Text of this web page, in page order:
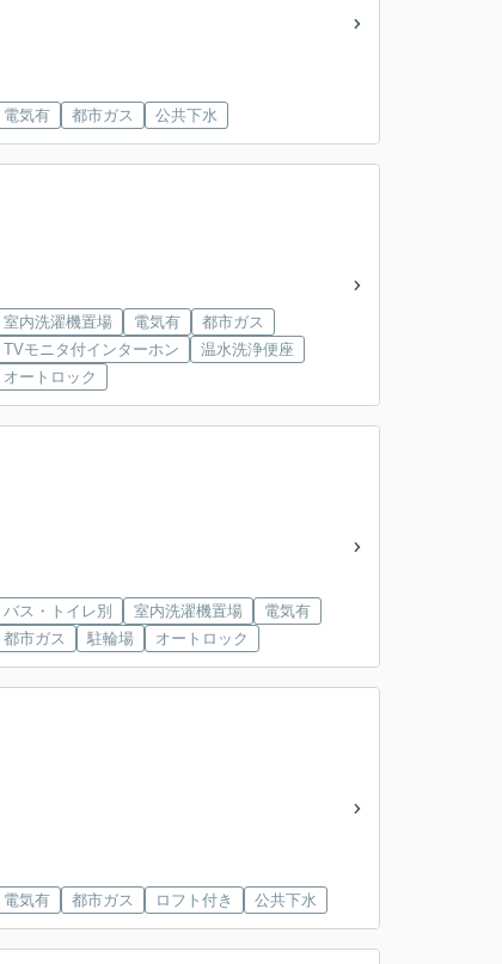
電気有 都市ガス 公共下水
室内洗濯機置場 電気有
都市ガス
TVモニタ付インターホン
温水洗浄便座
オートロック
バス・トイレ別 室内洗濯機置場
電気有
都市ガス
駐輪場 オートロック
電気有 都市ガス ロフト付き 公共下水